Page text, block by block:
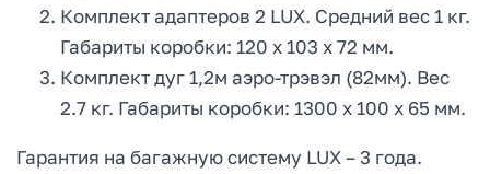
Комплект адаптеров 2 LUX. Средний вес 1 кг.
Габариты коробки: 120 х 103 х 72 мм.
Комплект дуг 1,2м аэро-трэвэл (82мм). Вес
2.7 кг. Габариты коробки: 1300 х 100 х 65 мм.
Гарантия на багажную систему LUX – 3 года.